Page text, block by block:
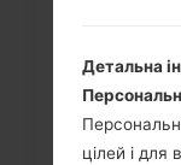
Як
Детальна
цілей і для